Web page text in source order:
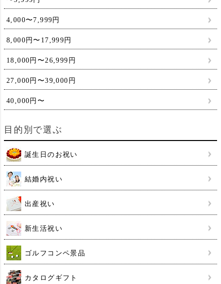
4,000〜7,999円
8,000円〜17,999円
18,000円〜26,999円
27,000円〜39,000円
40,000円〜
目的別で選ぶ
誕生日のお祝い
結婚内祝い
出産祝い
新生活祝い
ゴルフコンペ景品
カタログギフト